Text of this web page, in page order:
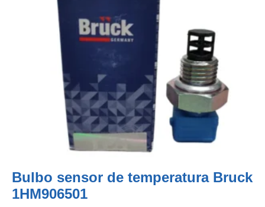
Bulbo sensor de temperatura Bruck
1HM906501